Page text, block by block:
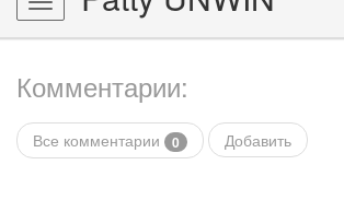
Toggle
navigation
Комментарии:
Все комментарии 0 Добавить